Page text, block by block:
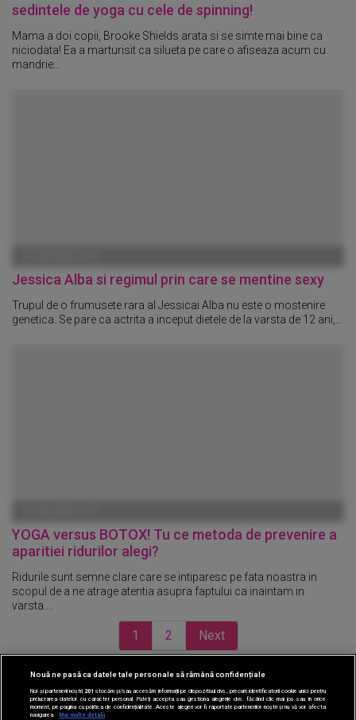
sedintele de yoga cu cele de spinning!
Mama a doi copii, Brooke Shields arata si se simte mai bine ca
niciodata! Ea a marturisit ca silueta pe care o afiseaza acum cu
mandrie...
Jessica Alba si regimul prin care se mentine sexy
Trupul de o frumusete rara al Jessicai Alba nu este o mostenire
genetica. Se pare ca actrita a inceput dietele de la varsta de 12 ani,...
YOGA versus BOTOX! Tu ce metoda de prevenire a
aparitiei ridurilor alegi?
Ridurile sunt semne clare care se intiparesc pe fata noastra in
scopul de a ne atrage atentia asupra faptului ca inaintam in
varsta....
1 2 Next
CINEMA
DIVERTISMENT
Nouă ne pasă ca datele tale personale să rămână confidențiale
Noi și partenerii noștri 201 stocăm și/sau accesăm informații pe dispozitivul dvs., precum identificatorii cookie unici pentru
prelucrarea datelor cu caracter personal. Puteți accepta sau gestiona alegerile dvs. făcând clic mai jos sau în orice
moment, pe pagina cu politica de confidențialitate. Aceste alegeri vor fi raportate partenerilor noștri și nu vă vor afecta
navigarea.
Mai multe detalii